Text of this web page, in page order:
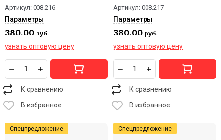
Артикул: 008.216
Параметры
380.00 руб.
узнать оптовую цену
К сравнению
В избранное
Артикул: 008.217
Параметры
380.00 руб.
узнать оптовую цену
К сравнению
В избранное
Спецпредложение Спецпредложение